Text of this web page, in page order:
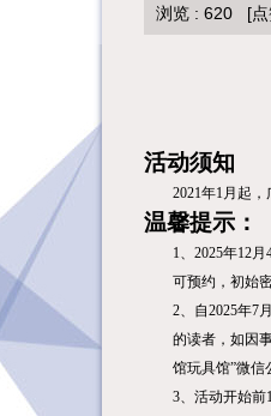
浏览 : 620 [
活动须知
2021年1 月起
温馨提示：
1、 2025年12月
可预约，初始
2、自2025年7
的读者，如因
馆玩具馆”微
3、活动开始